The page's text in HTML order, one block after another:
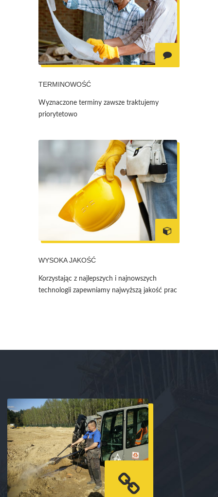
TERMINOWOŚĆ
Wyznaczone terminy zawsze traktujemy
priorytetowo
WYSOKA JAKOŚĆ
Korzystając z najlepszych i najnowszych
technologii zapewniamy najwyższą jakość prac